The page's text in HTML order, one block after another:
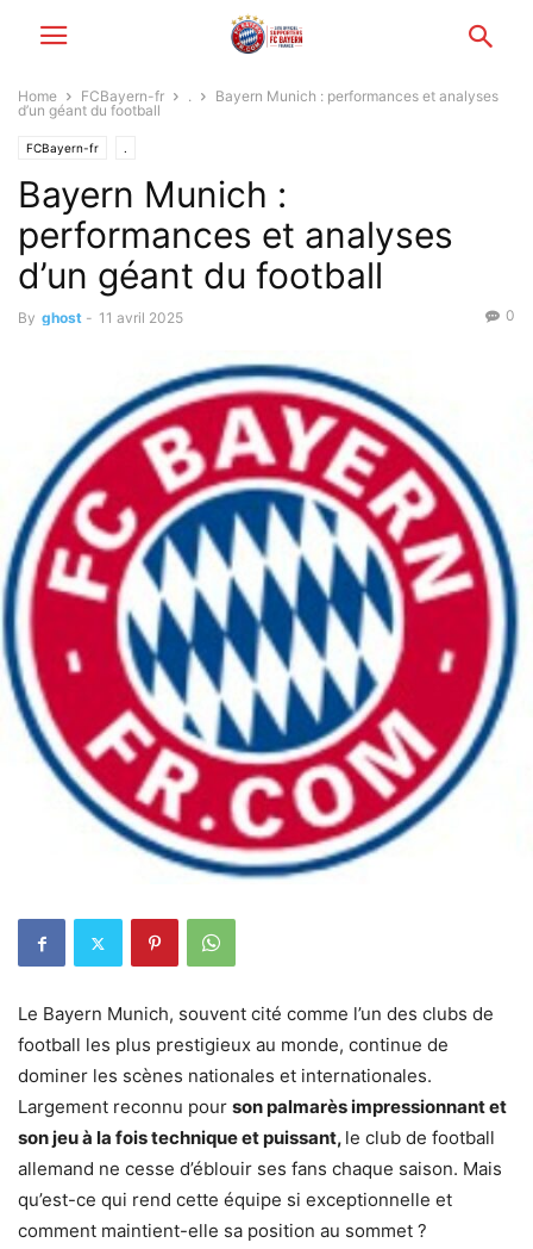
Home FCBayern-fr .
Bayern Munich : performances et analyses
d’un géant du football
FCBayern-fr .
Bayern Munich :
performances et analyses
d’un géant du football
By ghost - 11 avril 2025 0
Le Bayern Munich, souvent cité comme l’un des clubs de
football les plus prestigieux au monde, continue de
dominer les scènes nationales et internationales.
Largement reconnu pour son palmarès impressionnant et
son jeu à la fois technique et puissant, le club de football
allemand ne cesse d’éblouir ses fans chaque saison. Mais
qu’est-ce qui rend cette équipe si exceptionnelle et
comment maintient-elle sa position au sommet ?